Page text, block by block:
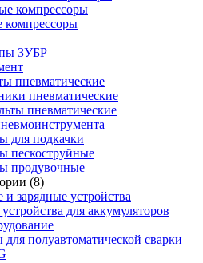
компрессоры
компрессоры
ЗУБР
пневматические
пневматические
пневматические
для подкачки
пескоструйные
продувочные
(8)
и зарядные устройства
для аккумуляторов
полуавтоматической сварки